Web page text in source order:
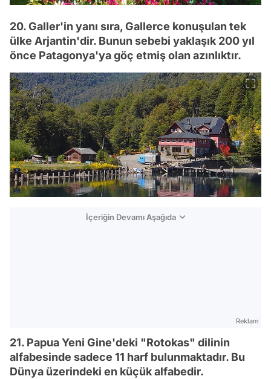
20. Galler'in yanı sıra, Gallerce konuşulan tek
ülke Arjantin'dir. Bunun sebebi yaklaşık 200 yıl
önce Patagonya'ya göç etmiş olan azınlıktır.
İçeriğin Devamı Aşağıda
Reklam
21. Papua Yeni Gine'deki "Rotokas" dilinin
alfabesinde sadece 11 harf bulunmaktadır. Bu
Dünya üzerindeki en küçük alfabedir.